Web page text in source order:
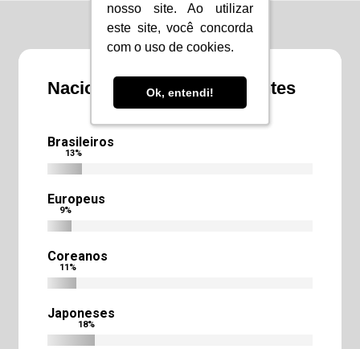
nosso site. Ao utilizar
este site, você concorda
com o uso de cookies.
Ok, entendi!
nosso site. Ao utilizar
este site, você concorda
com o uso de cookies.
Ok, entendi!
Nacionalidade dos estudantes
Brasileiros
13%
Europeus
9%
Coreanos
11 %
Japoneses
18%